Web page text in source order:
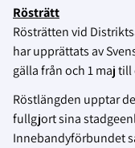
Rösträtt
Rösträtten vid
har upprättats av
gälla från och 1 maj
Röstlängden upptar
fullgjort sina
Innebandyförbundet